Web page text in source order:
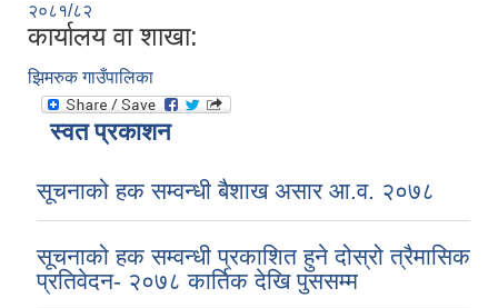
२०८१/८२
कार्यालय वा शाखा:
झिमरुक गाउँपालिका
स्वत प्रकाशन
सूचनाको हक सम्वन्धी बैशाख असार आ.व. २०७८
सूचनाको हक सम्वन्धी प्रकाशित हुने दोस्रो त्रैमासिक
प्रतिवेदन- २०७८ कार्तिक देखि पुससम्म